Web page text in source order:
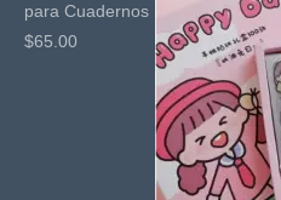
para Cuadernos
$65.00